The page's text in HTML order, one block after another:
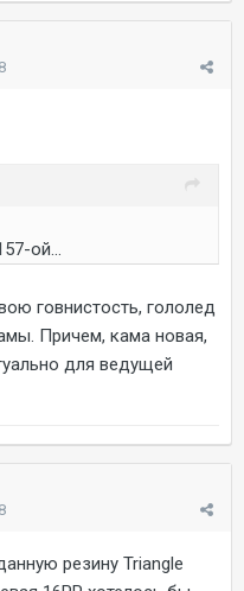
ой...
говнистость, гололед
Причем, кама новая,
для ведущей
резину Triangle